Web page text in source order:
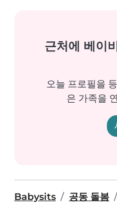
근처에 베이
오늘 프로필을
은 가족을
Babysits 공동 돌봄